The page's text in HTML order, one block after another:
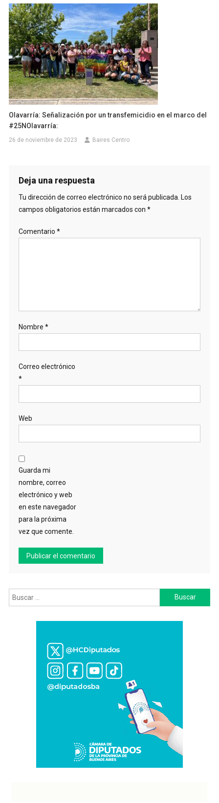
Olavarría: Señalización por un transfemicidio en el marco del
#25NOlavarría:
26 de noviembre de 2023 Baires Centro
Deja una respuesta
Tu dirección de correo electrónico no será publicada. Los
campos obligatorios están marcados con *
Comentario *
Nombre *
Correo electrónico
*
Web
Guarda mi
nombre, correo
electrónico y web
en este navegador
para la próxima
vez que comente.
Buscar: